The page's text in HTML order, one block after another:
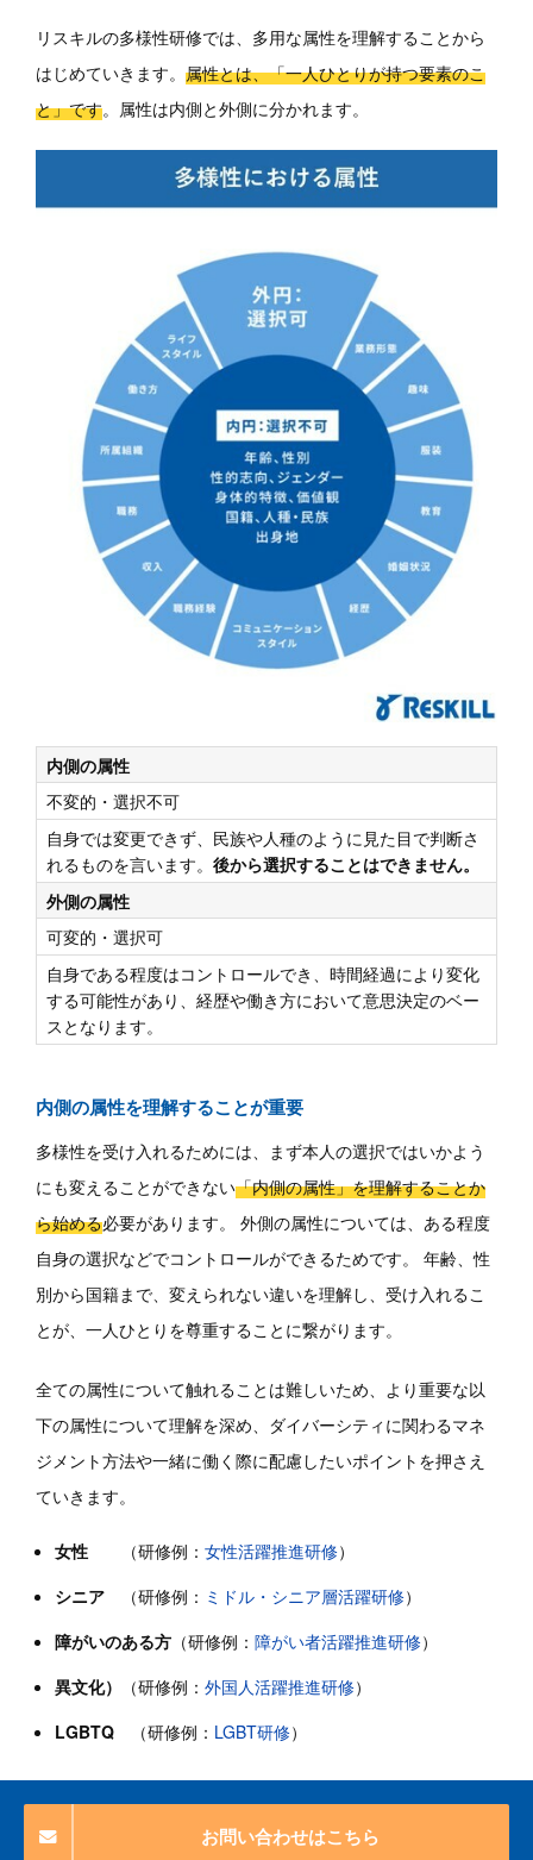
リスキルの多様性研修では、多用な属性を理解することから
はじめていきます。 属性とは、「一人ひとりが持つ要素のこ
と」です。属性は内側と外側に分かれます。
内側の属性
不変的・選択不可
自身では変更できず、⺠族や人種のように⾒た目で判断さ
れるものを⾔います。 後から選択することはできません。
外側の属性
可変的・選択可
自身である程度はコントロールでき、時間経過により変化
する可能性があり、経歴や働き方において意思決定のベー
スとなります。
内側の属性を理解することが重要
多様性を受け入れるためには、まず本人の選択ではいかよう
にも変えることができない「内側の属性」を理解することか
ら始める必要があります。 外側の属性については、ある程度
自身の選択などでコントロールができるためです。 年齢、性
別から国籍まで、変えられない違いを理解し、受け入れるこ
とが、一人ひとりを尊重することに繋がります。
全ての属性について触れることは難しいため、より重要な以
下の属性について理解を深め、ダイバーシティに関わるマネ
ジメント方法や一緒に働く際に配慮したいポイントを押さえ
ていきます。
女性（研修例： 女性活躍推進研修）
シニア（研修例： ミドル・シニア層活躍研修）
障がいのある方（研修例： 障がい者活躍推進研修）
異文化）
（研修例： 外国人活躍推進研修）
LGBTQ（研修例： LGBT研修）
お問い合わせはこちら